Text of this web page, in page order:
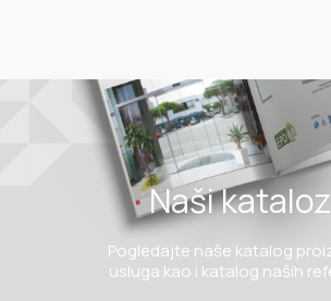
Naši
Pogledajte naše katalog
usluga kao i katalog naših